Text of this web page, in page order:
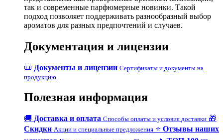
так и современные парфюмерные новинки. Такой
подход позволяет поддерживать разнообразный выбор
ароматов для разных предпочтений и случаев.
Документация и лицензии
📜 Документы и лицензии Сертификаты и документы на
продукцию
Полезная информация
🚚 Доставка и оплата Способы оплаты и условия доставки 🎁
Скидки Акции и специальные предложения ⭐ Отзывы наших